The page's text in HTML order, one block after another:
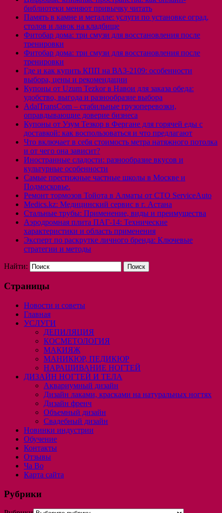
библиотеки меняют привычку читать
Память в камне и металле: услуги по установке оград,
столов и лавок на кладбище
Фитобар дома: три смузи для восстановления после
тренировки
Фитобар дома: три смузи для восстановления после
тренировки
Где и как купить КПП на ВАЗ-2109: особенности
выбора, цены и рекомендации
Купоны от Uzum Tezkor в Навои для заказа обеда:
удобство, выгода и разнообразие выбора
AdalTransCom – стабильные грузоперевозки,
оправдывающие доверие бизнеса
Купоны от Узум Тезкор в Фергане для горячей еды с
доставкой: как воспользоваться и что предлагают
Что включает в себя стоимость метра натяжного потолка
и от чего она зависит?
Иностранные сладости: разнообразие вкусов и
культурные особенности
Самые престижные частные школы в Москве и
Подмосковье.
Ремонт тормозов Тойота в Алматы от СТО ServiceAuto
Medics.kz: Медицинский сервис в г. Астана
Стальные трубы: Применение, виды и преимущества
Аэродромная плита ПАГ-14: Технические
характеристики и область применения
Эксперт по раскрутке личного бренда: Ключевые
стратегии и методы
Найти:
Страницы
Новости и советы
Главная
УСЛУГИ
ДЕПИЛЯЦИЯ
КОСМЕТОЛОГИЯ
МАКИЯЖ
МАНИКЮР, ПЕДИКЮР
НАРАЩИВАНИЕ НОГТЕЙ
ДИЗАЙН НОГТЕЙ И ТЕЛА
Аквариумный дизайн
Дизайн лаками, красками на натуральных ногтях
Дизайн френч
Объемный дизайн
Свадебный дизайн
Новинки индустрии
Обучение
Контакты
Отзывы
Ча Во
Карта сайта
Рубрики